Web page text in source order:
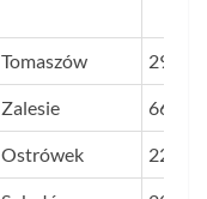
Tomaszów 29
Zalesie 66
Ostrówek 22